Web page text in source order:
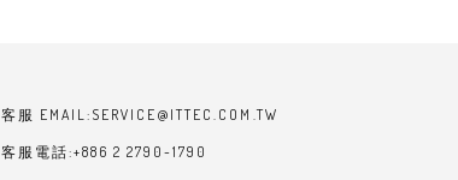
客服 EMAIL:SERVICE@ITTEC.COM.TW
客服電話:+886 2 2790-1790